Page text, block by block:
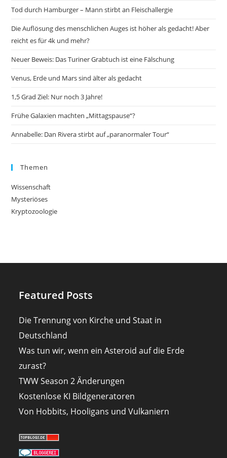
Tod durch Hamburger – Mann stirbt an Fleischallergie
Die Auflösung des menschlichen Auges ist höher als gedacht! Aber
reicht es für 4k und mehr?
Neuer Beweis: Das Turiner Grabtuch ist eine Fälschung
Venus, Erde und Mars sind älter als gedacht
1,5 Grad Ziel: Nur noch 3 Jahre!
Frühe Galaxien machten „Mittagspause“?
Annabelle: Dan Rivera stirbt auf „paranormaler Tour“
Themen
Wissenschaft
Mysteriöses
Kryptozoologie
Featured Posts
Die Trennung von Kirche und Staat in
Deutschland
Was tun wir, wenn ein Asteroid auf die Erde
zurast?
TWW Season 2 Änderungen
Kostenlose KI Bildgeneratoren
Von Hobbits, Hooligans und Vulkaniern